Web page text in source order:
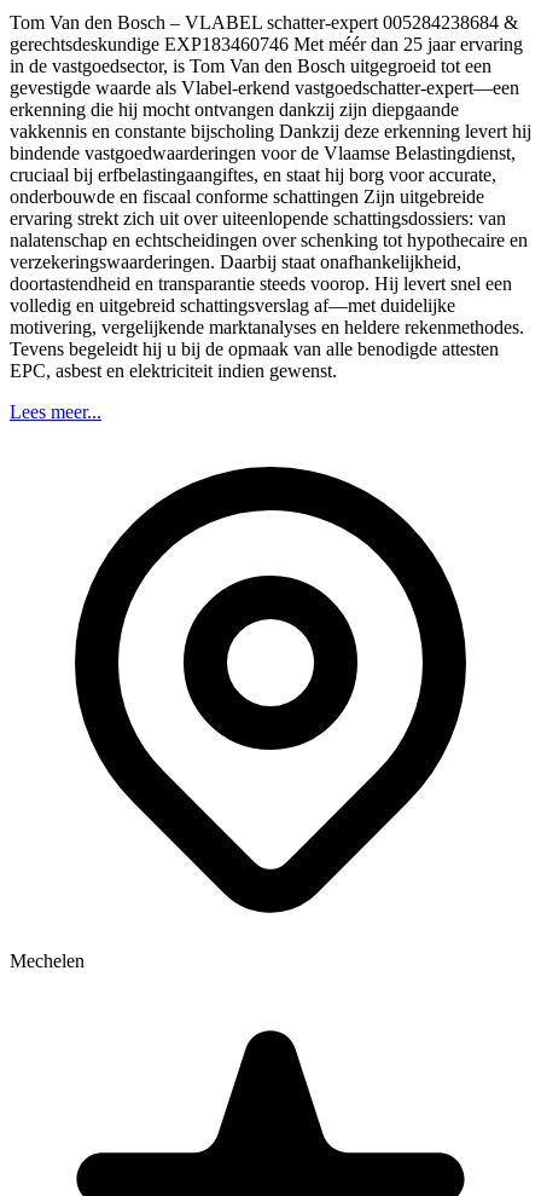
Tom Van den Bosch – VLABEL schatter-expert 005284238684 &
gerechtsdeskundige EXP183460746 Met méér dan 25 jaar ervaring
in de vastgoedsector, is Tom Van den Bosch uitgegroeid tot een
gevestigde waarde als Vlabel‑erkend vastgoedschatter-expert—een
erkenning die hij mocht ontvangen dankzij zijn diepgaande
vakkennis en constante bijscholing Dankzij deze erkenning levert hij
bindende vastgoedwaarderingen voor de Vlaamse Belastingdienst,
cruciaal bij erfbelastingaangiftes, en staat hij borg voor accurate,
onderbouwde en fiscaal conforme schattingen Zijn uitgebreide
ervaring strekt zich uit over uiteenlopende schattingsdossiers: van
nalatenschap en echtscheidingen over schenking tot hypothecaire en
verzekeringswaarderingen. Daarbij staat onafhankelijkheid,
doortastendheid en transparantie steeds voorop. Hij levert snel een
volledig en uitgebreid schattingsverslag af—met duidelijke
motivering, vergelijkende marktanalyses en heldere rekenmethodes.
Tevens begeleidt hij u bij de opmaak van alle benodigde attesten
EPC, asbest en elektriciteit indien gewenst.
Lees meer...
Mechelen